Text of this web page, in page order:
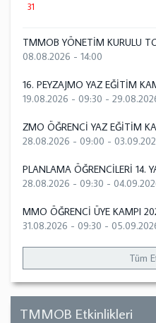
31
TMMOB YÖNETİM KURULU
08.08.2026 - 14:00
16. PEYZAJMO YAZ EĞİTİM
19.08.2026 - 09:30 -
ZMO ÖĞRENCİ YAZ EĞİTİM
28.08.2026 - 09:00 -
PLANLAMA ÖĞRENCİLERİ 14.
28.08.2026 - 09:30 -
MMO ÖĞRENCİ ÜYE KAMPI
31.08.2026 - 09:30 -
Tüm
TMMOB Etkinlikleri